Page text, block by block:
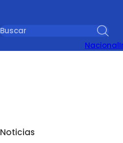
Nacional
Noticias